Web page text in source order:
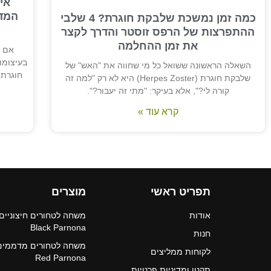
כמה זמן נמשכת שלבקת חוגרת? 4 שלבי
ההתפרצות של הרפס זוסטר והדרך לקצר
את זמן ההחלמה
השאלה הראשונה ששואל כל מי שחווה את "האש" של
שלבקת חוגרת (Herpes Zoster) היא לא רק "למה זה
קורה לי?", אלא בעיקר: "מתי זה יעבור?".
קרא עוד »
אם
תפריט ראשי
אודות
חנות
לקוחות ממליצים
מוצרים
משחה לטחורים
Black Parnona
משחה לטחורים
Red Parnona